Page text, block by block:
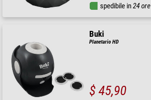
spedibile in24 ore
Buki
Planetario HD
$ 45,90